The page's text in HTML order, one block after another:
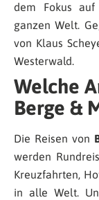
dem Fokus
ganzen Welt.
von Klaus
Westerwald.
Welche
Berge &
Die Reisen von
werden
Kreuzfahrten,
in alle Welt.